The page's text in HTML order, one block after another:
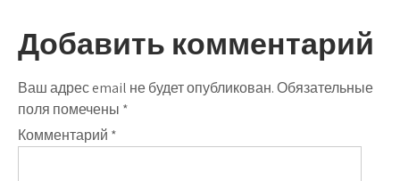
записям
Добавить комментарий
Ваш адрес email не будет опубликован.Обязательные
поля помечены *
Комментарий *